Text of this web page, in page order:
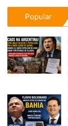
Popular